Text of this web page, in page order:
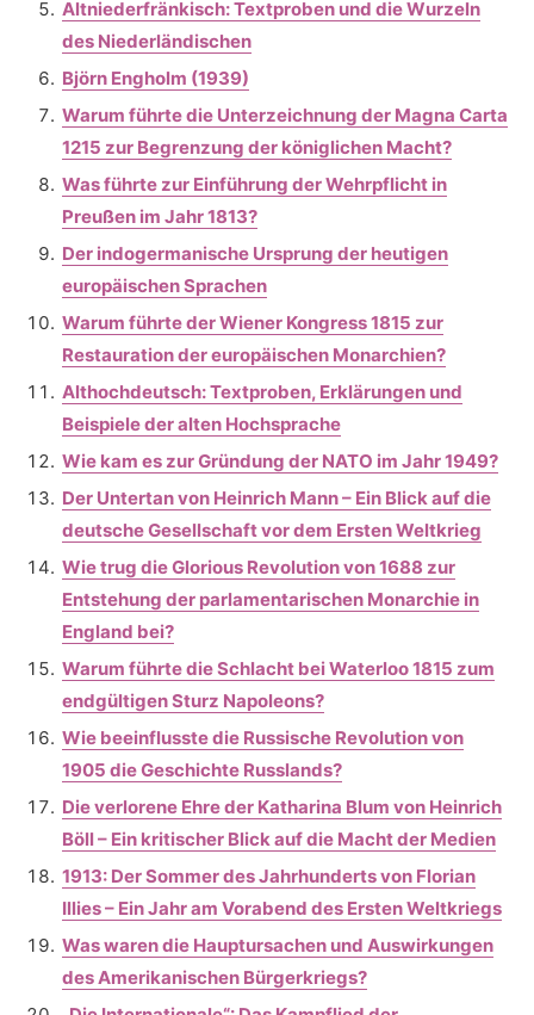
Altniederfränkisch: Textproben und die Wurzeln
des Niederländischen
Björn Engholm (1939)
Warum führte die Unterzeichnung der Magna Carta
1215 zur Begrenzung der königlichen Macht?
Was führte zur Einführung der Wehrpflicht in
Preußen im Jahr 1813?
Der indogermanische Ursprung der heutigen
europäischen Sprachen
Warum führte der Wiener Kongress 1815 zur
Restauration der europäischen Monarchien?
Althochdeutsch: Textproben, Erklärungen und
Beispiele der alten Hochsprache
Wie kam es zur Gründung der NATO im Jahr 1949?
Der Untertan von Heinrich Mann – Ein Blick auf die
deutsche Gesellschaft vor dem Ersten Weltkrieg
Wie trug die Glorious Revolution von 1688 zur
Entstehung der parlamentarischen Monarchie in
England bei?
Warum führte die Schlacht bei Waterloo 1815 zum
endgültigen Sturz Napoleons?
Wie beeinflusste die Russische Revolution von
1905 die Geschichte Russlands?
Die verlorene Ehre der Katharina Blum von Heinrich
Böll – Ein kritischer Blick auf die Macht der Medien
1913: Der Sommer des Jahrhunderts von Florian
Illies – Ein Jahr am Vorabend des Ersten Weltkriegs
Was waren die Hauptursachen und Auswirkungen
des Amerikanischen Bürgerkriegs?